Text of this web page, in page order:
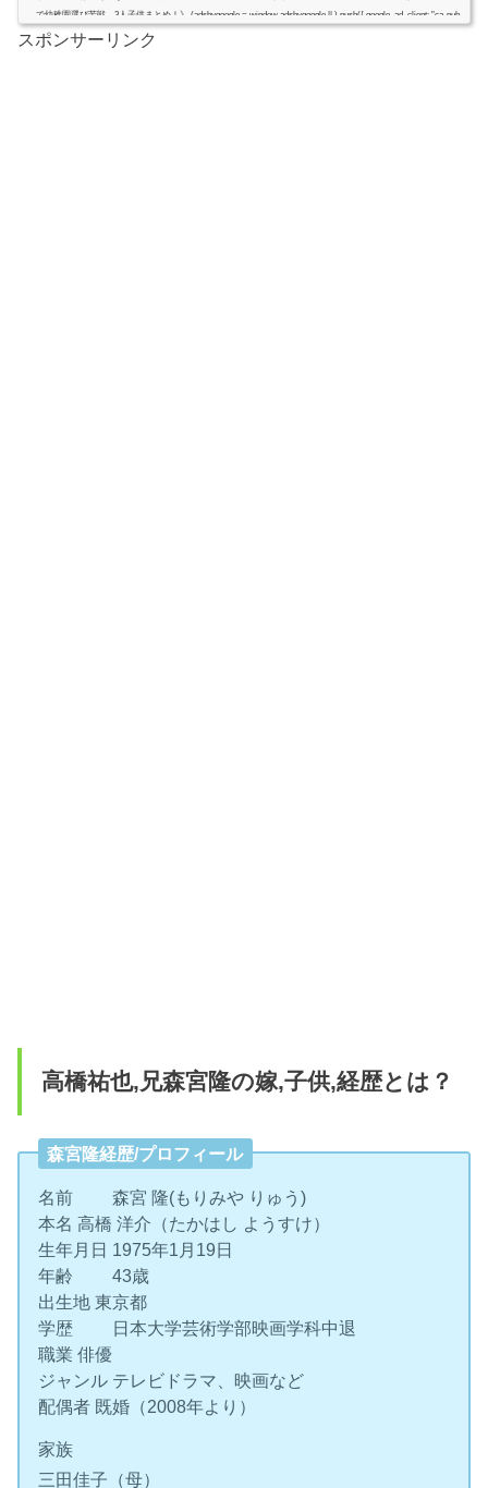
で幼稚園選び苦戦、3人子供まとめ！》 (adsbygoogle = window.adsbygoogle || ).push({ google_ad_client: "ca-pub
-4735429620646332", enable_page_level_ads: true });スポンサーリン...
スポンサーリンク
高橋祐也,兄森宮隆の嫁,子供,経歴とは？
森宮隆経歴/プロフィール
名前 森宮 隆(もりみや りゅう)
本名 高橋 洋介（たかはし ようすけ）
生年月日 1975年1月19日
年齢 43歳
出生地 東京都
学歴 日本大学芸術学部映画学科中退
職業 俳優
ジャンル テレビドラマ、映画など
配偶者 既婚（2008年より）
家族
三田佳子（母）